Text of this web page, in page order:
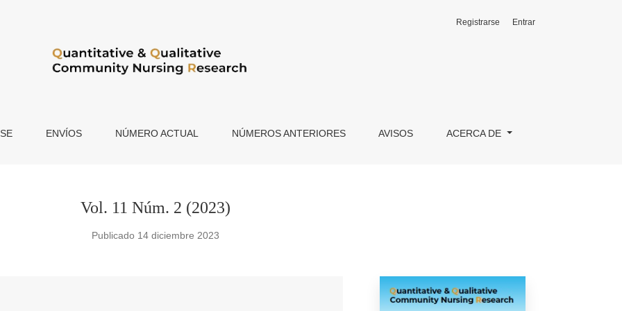
ENVÍOS NÚMERO ACTUAL NÚMEROS ANTERIORES AVISOS ACERCA DE
Registrarse Entrar
Vol. 11 Núm. 2 (2023)
Publicado 14 diciembre 2023